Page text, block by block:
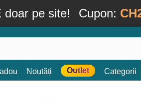
doar pe site! Cupon:
Noutăți Outlet Categorii